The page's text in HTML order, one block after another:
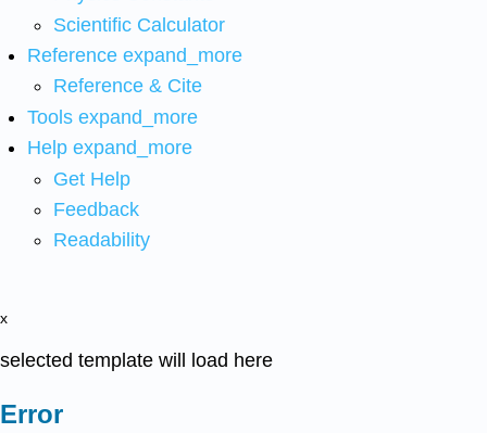
Scientific Calculator
Reference expand_more
Reference & Cite
Tools expand_more
Help expand_more
Get Help
Feedback
Readability
x
selected template will load here
Error